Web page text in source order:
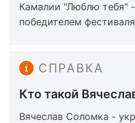
Камалии "Люблю тебя"
победителем
СПРАВКА
Кто такой
Вячеслав Соломка -